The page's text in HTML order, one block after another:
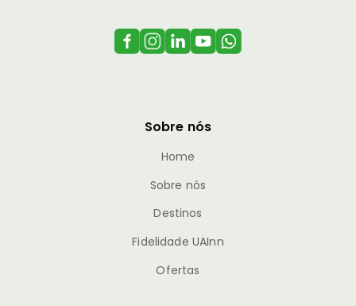
Sobre nós
Home
Sobre nós
Destinos
Fidelidade UAInn
Ofertas